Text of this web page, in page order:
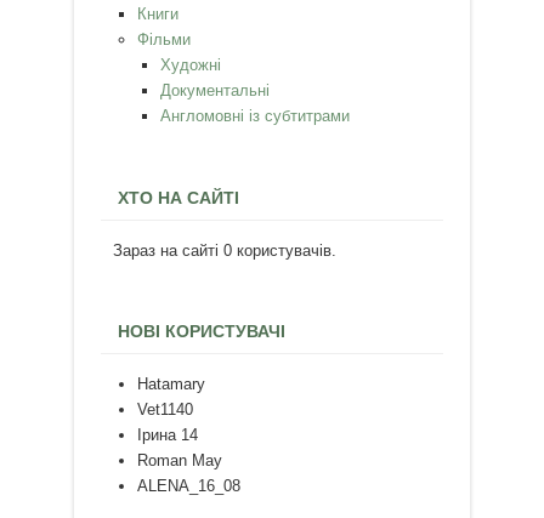
Книги
Фільми
Художні
Документальні
Англомовні із субтитрами
ХТО НА САЙТІ
Зараз на сайті 0 користувачів.
НОВІ КОРИСТУВАЧІ
Hatamary
Vet1140
Ірина 14
Roman May
ALENA_16_08